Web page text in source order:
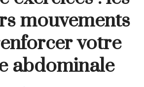
mouvements
votre
abdominale